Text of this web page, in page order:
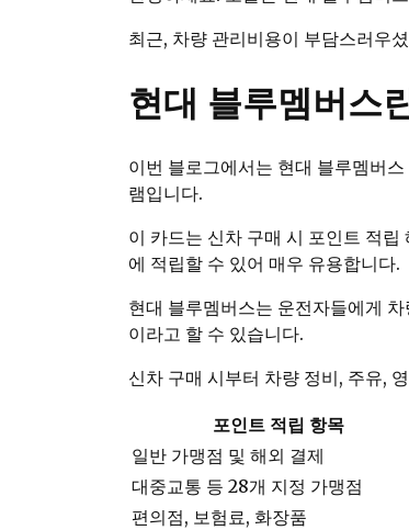
최근, 차량 관리비용이 부담스러우
현대 블루멤버스
이번 블로그에서는 현대 블루멤버
램입니다.
이 카드는 신차 구매 시 포인트 적
에 적립할 수 있어 매우 유용합니다.
현대 블루멤버스는 운전자들에게
이라고 할 수 있습니다.
신차 구매 시부터 차량 정비, 주유,
포인트 적립 항목
일반 가맹점 및 해외 결제
대중교통 등 28개 지정 가맹점
편의점, 보험료, 화장품